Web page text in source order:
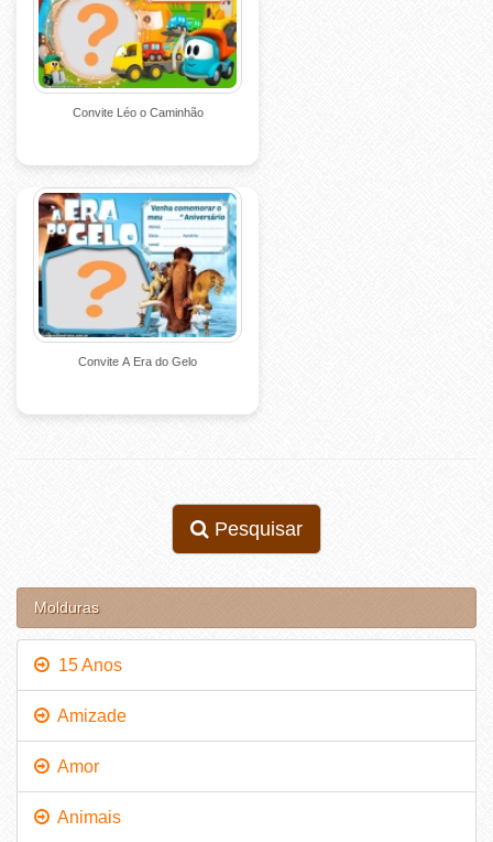
Convite Léo o Caminhão
Convite A Era do Gelo
Pesquisar
Molduras
15 Anos
Amizade
Amor
Animais